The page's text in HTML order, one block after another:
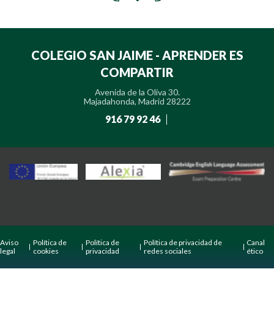
COLEGIO SAN JAIME - APRENDER ES
COMPARTIR
Avenida de la Oliva 30.
Majadahonda, Madrid 28222
916 79 92 46
Aviso
legal
Política de
cookies
Política de
privacidad
Política de privacidad de
redes sociales
Canal
ético